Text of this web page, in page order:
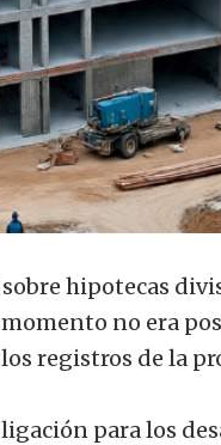
hipotecas
no era
registros de la
para los